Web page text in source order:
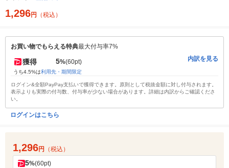
1,296円 （税込）
お買い物でもらえる特典最大付与率7%
獲得 5%(60pt)
うち4.5%は利用先・期間限定
内訳を見る
ログイン&全額PayPay支払いで獲得できます。原則として税抜金額に対し付与されます。
表示よりも実際の付与数、付与率が少ない場合があります。詳細は内訳からご確認くださ
い。
ログインはこちら
1,296円 （税込）
5%(60pt)